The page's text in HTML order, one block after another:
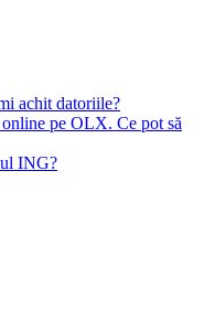
achit datoriile?
pe OLX. Ce pot să
ING?